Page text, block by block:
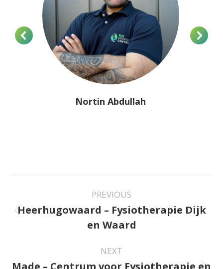
Nortin Abdullah
navigation
PREVIOUS
Previous
project:
Heerhugowaard – Fysiotherapie Dijk
en Waard
NEXT
Made – Centrum voor Fysiotherapie en